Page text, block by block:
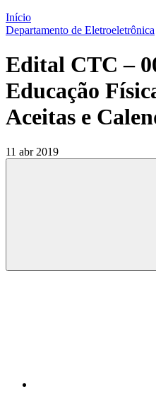
Início
Departamento de Eletroeletrônica
Edital CTC –
Educação
Aceitas e
11 abr 2019